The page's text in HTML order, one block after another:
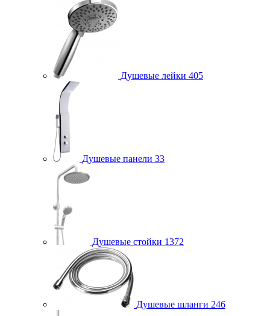
Душевые лейки 405
Душевые панели 33
Душевые стойки 1372
Душевые шланги 246